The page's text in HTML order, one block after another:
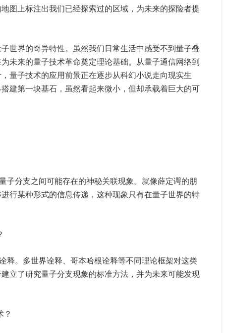
图上标注出我们已经探索过的区域，为未来的探险者提
世界的奇异特性。虽然我们日常生活中感受不到量子叠
未来的量子技术革命奠定理论基础。从量子通信网络到
量子技术的应用前景正在逐步从科幻小说走向现实生
建第一块基石，虽然看起来微小，但却承载着巨大的可
子分支之间可能存在的神秘关联现象。就像薛定谔的朋
行某种形式的信息传递，这种现象只有在量子世界的特
释。多世界诠释、哥本哈根诠释等不同理论框架对这类
立了研究量子分支现象的标准方法，并为未来可能发现
？